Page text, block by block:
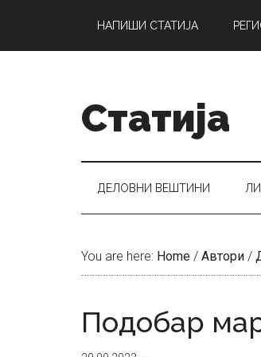
main
secondary
primary
НАПИШИ СТАТИЈА
Статија
ДЕЛОВНИ ВЕШТИНИ
You are here: Home / Автори /
Подобар